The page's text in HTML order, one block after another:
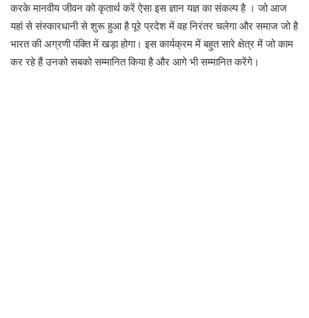
करके मानवीय जीवन को कृतार्थ करें ऐसा इस ज्ञान यज्ञ का संकल्प है । जो आज
यहां से संस्कारधानी से शुरू हुआ है पूरे प्रदेश में वह निरंतर चलेगा और समाज जो है
भारत की अग्रणी पंक्ति में खड़ा होगा। इस कार्यक्रम में बहुत सारे क्षेत्र में जो काम
कर रहे हैं उनको सबको सम्मानित किया है और आगे भी सम्मानित करेंगे।